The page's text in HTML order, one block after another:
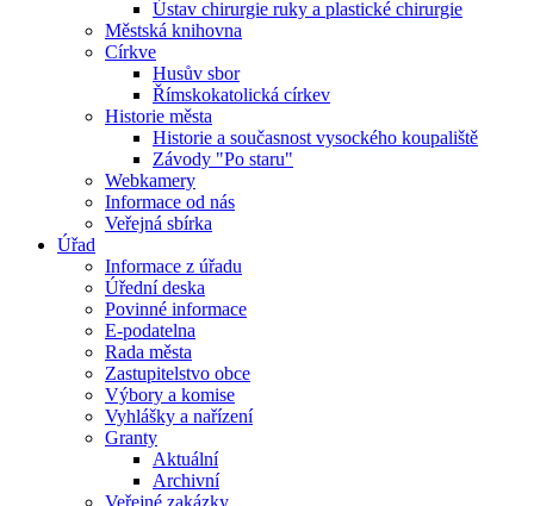
Ústav chirurgie ruky a plastické chirurgie
Městská knihovna
Církve
Husův sbor
Římskokatolická církev
Historie města
Historie a současnost vysockého koupaliště
Závody "Po staru"
Webkamery
Informace od nás
Veřejná sbírka
Úřad
Informace z úřadu
Úřední deska
Povinné informace
E-podatelna
Rada města
Zastupitelstvo obce
Výbory a komise
Vyhlášky a nařízení
Granty
Aktuální
Archivní
Veřejné zakázky